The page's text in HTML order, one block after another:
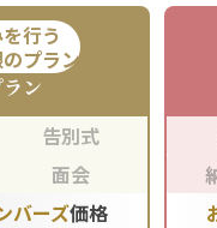
行う
プラン
ン
告別式
面会
バーズ価格